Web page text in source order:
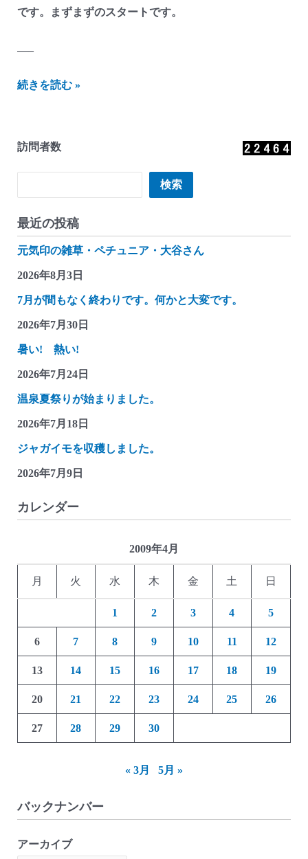
です。まずまずのスタートです。
—–
に
わ
箱
ん
つ
れ
れ
雑
記
ル
フ
日
の
満
ゴ
続きを読む »
訪問者数
検索
最近の投稿
元気印の雑草・ペチュニア・大谷さん
2026年8月3日
7月が間もなく終わりです。何かと大変です。
2026年7月30日
暑い! 熱い!
2026年7月24日
温泉夏祭りが始まりました。
2026年7月18日
ジャガイモを収穫しました。
2026年7月9日
カレンダー
2009年4月
月 火 水 木 金 土 日
1 2 3 4 5
6 7 8 9 10 11 12
13 14 15 16 17 18 19
20 21 22 23 24 25 26
27 28 29 30
« 3月 5月 »
バックナンバー
アーカイブ